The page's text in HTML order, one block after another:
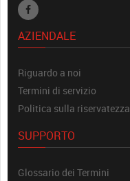
AZIENDALE
Riguardo a noi
Termini di servizio
Politica sulla riservatezza
SUPPORTO
Glossario dei Termini